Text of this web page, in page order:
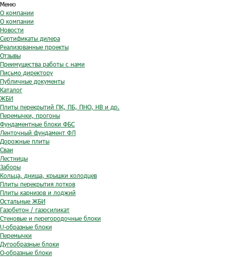
Меню
О компании
О компании
Новости
Сертификаты дилера
Реализованные проекты
Отзывы
Преимущества работы с нами
Письмо директору
Публичные документы
Каталог
ЖБИ
Плиты перекрытий ПК, ПБ, ПНО, НВ и др.
Перемычки, прогоны
Фундаментные блоки ФБС
Ленточный фундамент ФЛ
Дорожные плиты
Сваи
Лестницы
Заборы
Кольца, днища, крышки колодцев
Плиты перекрытия лотков
Плиты карнизов и лоджий
Остальные ЖБИ
Газобетон / газосиликат
Стеновые и перегородочные блоки
U-образные блоки
Перемычки
Дугообразные блоки
O-образные блоки